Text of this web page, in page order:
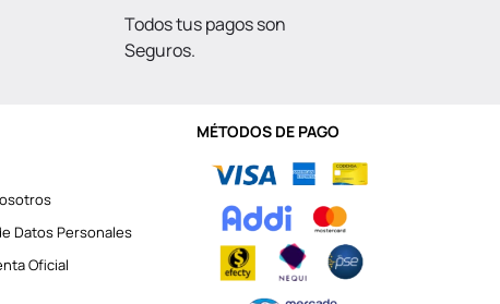
Todos tus pagos son
Seguros.
Datos Personales
Oficial
MÉTODOS DE PAGO